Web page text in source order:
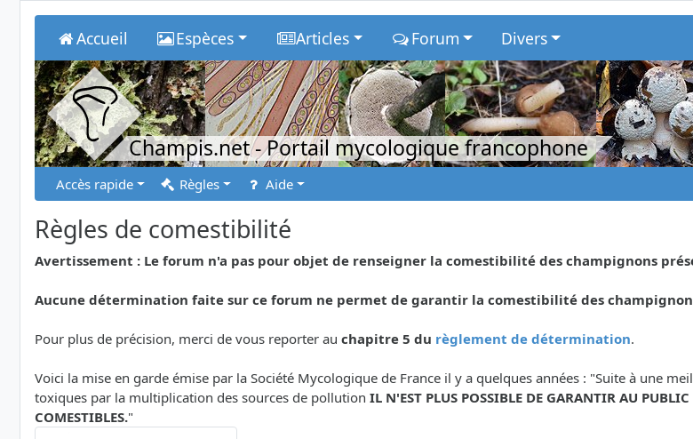
Accueil Espèces Articles Forum Divers
Champis.net- Portail mycologique francophone
Accès rapide Règles Aide
Règles de comestibilité
Avertissement : Le forum n'a pas pour objet de renseigner la comestibilité des champignons
Aucune détermination faite sur ce forum ne permet de garantir la comestibilité des
Pour plus de précision, merci de vous reporter au chapitre 5 du règlement de détermination.
Voici la mise en garde émise par la Société Mycologique de France il y a quelques années : "Suite à une
toxiques par la multiplication des sources de pollution IL N'EST PLUS POSSIBLE DE GARANTIR AU
COMESTIBLES."